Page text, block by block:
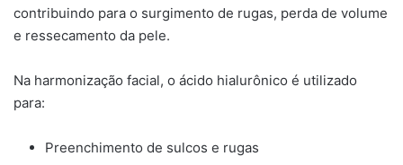
contribuindo para o surgimento de rugas, perda de volume
e ressecamento da pele.
Na harmonização facial, o ácido hialurônico é utilizado
para:
Preenchimento de sulcos e rugas